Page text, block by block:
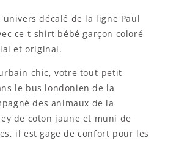
décalé de la ligne Paul
ce t-shirt bébé garçon coloré
et original.
chic, votre tout-petit
le bus londonien de la
des animaux de la
de coton jaune et muni de
il est gage de confort pour les